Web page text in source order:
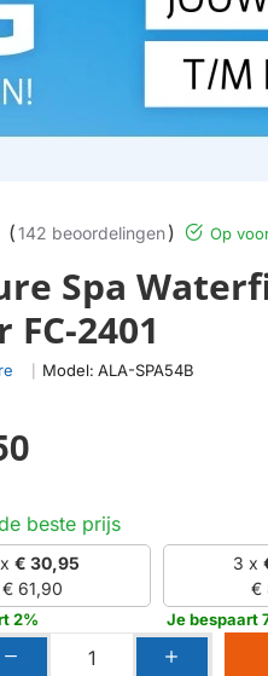
Spa
FC-2401
Model: ALA-SPA54B
(142 beoordelingen) Op
beste prijs
x€ 30,95
€ 61,90
2%
3 x
€
Je bespaart